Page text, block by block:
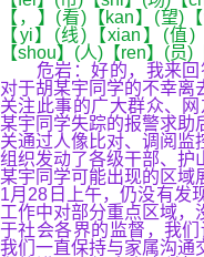
【，】(看)【kan】(望)
【yi】(线)【xian】(值
【shou】(人)【ren】(员)
危岩：好的，我来回
对于胡某宇同学的不幸离
关注此事的广大群众、
某宇同学失踪的报警求助
关通过人像比对、调阅监
组织发动了各级干部、护
某宇同学可能出现的区域
1月28日上午，仍没有发
工作中对部分重点区域，
于社会各界的监督，我
我们一直保持与家属沟通